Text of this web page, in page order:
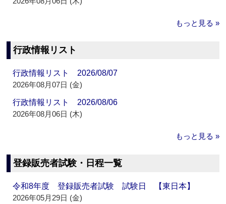
もっと見る »
行政情報リスト
行政情報リスト 2026/08/07
2026年08月07日 (金)
行政情報リスト 2026/08/06
2026年08月06日 (木)
もっと見る »
登録販売者試験・日程一覧
令和8年度 登録販売者試験 試験日 【東日本】
2026年05月29日 (金)